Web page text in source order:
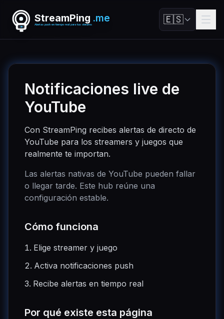
StreamPing .me
Alertas push en tiempo real para tus streams 🇪🇸
Notificaciones live de
YouTube
Con StreamPing recibes alertas de directo de
YouTube para los streamers y juegos que
realmente te importan.
Las alertas nativas de YouTube pueden fallar
o llegar tarde. Este hub reúne una
configuración estable.
Cómo funciona
Elige streamer y juego
Activa notificaciones push
Recibe alertas en tiempo real
Por qué existe esta página